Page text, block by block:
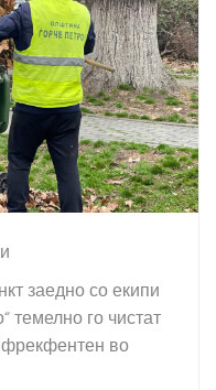
заедно со екипи
темелно го чистат
во